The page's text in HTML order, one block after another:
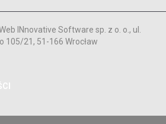
INnovative Software sp. z o. o., ul.
105/21, 51-166 Wrocław